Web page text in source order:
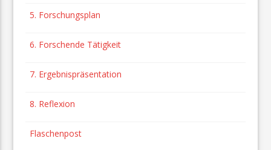
5. Forschungsplan
6. Forschende Tätigkeit
7. Ergebnispräsentation
8. Reflexion
Flaschenpost